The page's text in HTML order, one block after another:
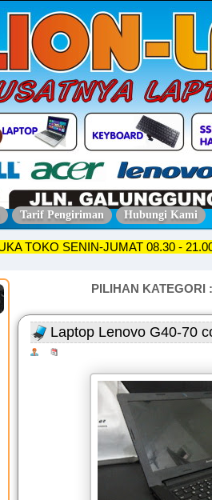
Tarif Pengiriman Hubungi Kami
BUKA TOKO SENIN-JUMAT
PILIHAN KATEGORI :
Laptop Lenovo G40-70